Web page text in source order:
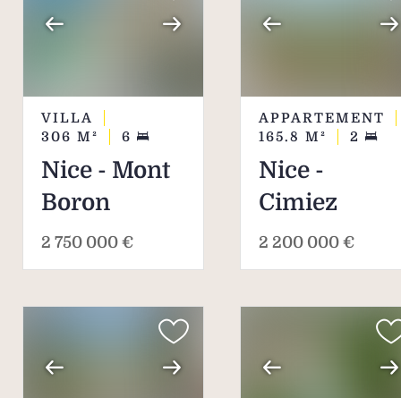
VILLA
306 M² 6
Nice - Mont
Boron
2 750 000 €
APPARTEMENT
165.8 M² 2
Nice -
Cimiez
2 200 000 €